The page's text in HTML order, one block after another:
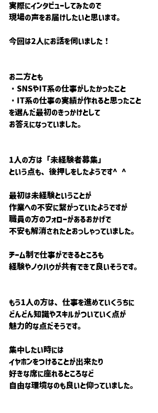
実際にインタビューしてみたので
現場の声をお届けしたいと思います。
今回は2人にお話を伺いました！
お二方とも
・SNSやIT系の仕事がしたかったこと
・IT系の仕事の実績が作れると思ったこと
を選んだ最初のきっかけとして
お答えになっていました。
1人の方は「未経験者募集」
という点も、後押しをしたようです^ ^
最初は未経験ということが
作業への不安に繋がっていたようですが
職員の方のフォローがあるおかげで
不安も解消されたとおっしゃっていました。
チーム制で仕事ができるところも
経験やノウハウが共有できて良いそうです。
もう1人の方は、仕事を進めていくうちに
どんどん知識やスキルがついていく点が
魅力的な点だそうです。
集中したい時には
イヤホンをつけることが出来たり
好きな席に座れるところなど
自由な環境なのも良いと仰っていました。